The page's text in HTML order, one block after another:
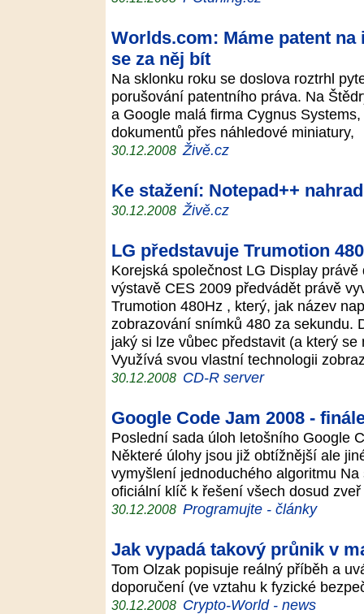
Worlds.com: Máme patent
se za něj bít
Na sklonku roku se doslova roztrhl
porušování patentního práva. Na
a Google malá firma Cygnus
dokumentů přes náhledové miniatury,
30.12.2008 Živě.cz
Ke stažení: Notepad++
30.12.2008 Živě.cz
LG představuje Trumotion
Korejská společnost LG Display
výstavě CES 2009 předvádět právě
Trumotion 480Hz , který, jak název
zobrazování snímků 480 za sekundu.
jaký si lze vůbec představit (a který
Využívá svou vlastní technologii
30.12.2008 CD-R server
Google Code Jam 2008 -
Poslední sada úloh letošního Google
Některé úlohy jsou již obtížnější ale
vymyšlení jednoduchého algoritmu
oficiální klíč k řešení všech dosud
30.12.2008 Programujte - články
Jak vypadá takový průnik v
Tom Olzak popisuje reálný příběh a
doporučení (ve vztahu k fyzické
30.12.2008 Crypto-World - news